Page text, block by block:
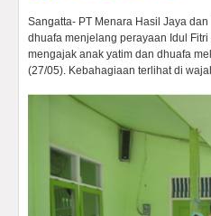
Sangatta- PT Menara Hasil Jaya
dhuafa menjelang perayaan Idul
mengajak anak yatim dan dhuafa
(27/05). Kebahagiaan terlihat di